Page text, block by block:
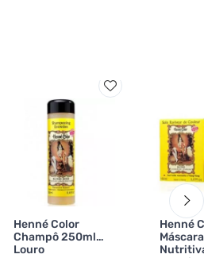
Henné Color
Champô 250ml
Louro
Henné